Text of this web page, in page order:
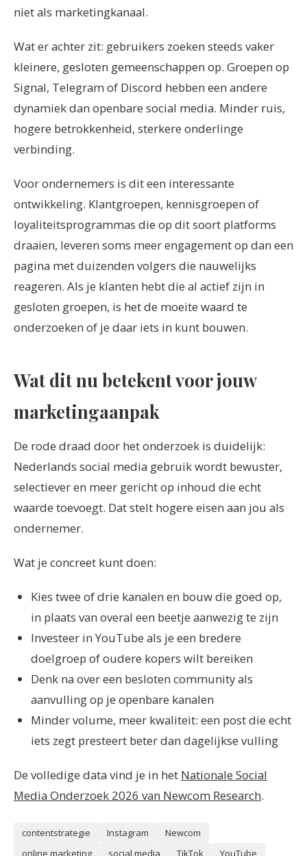
niet als marketingkanaal.
Wat er achter zit: gebruikers zoeken steeds vaker
kleinere, gesloten gemeenschappen op. Groepen op
Signal, Telegram of Discord hebben een andere
dynamiek dan openbare social media. Minder ruis,
hogere betrokkenheid, sterkere onderlinge
verbinding.
Voor ondernemers is dit een interessante
ontwikkeling. Klantgroepen, kennisgroepen of
loyaliteitsprogrammas die op dit soort platforms
draaien, leveren soms meer engagement op dan een
pagina met duizenden volgers die nauwelijks
reageren. Als je klanten hebt die al actief zijn in
gesloten groepen, is het de moeite waard te
onderzoeken of je daar iets in kunt bouwen.
Wat dit nu betekent voor jouw
marketingaanpak
De rode draad door het onderzoek is duidelijk:
Nederlands social media gebruik wordt bewuster,
selectiever en meer gericht op inhoud die echt
waarde toevoegt. Dat stelt hogere eisen aan jou als
ondernemer.
Wat je concreet kunt doen:
Kies twee of drie kanalen en bouw die goed op,
in plaats van overal een beetje aanwezig te zijn
Investeer in YouTube als je een bredere
doelgroep of oudere kopers wilt bereiken
Denk na over een besloten community als
aanvulling op je openbare kanalen
Minder volume, meer kwaliteit: een post die echt
iets zegt presteert beter dan dagelijkse vulling
De volledige data vind je in het Nationale Social
Media Onderzoek 2026 van Newcom Research.
contentstrategie Instagram
Newcom